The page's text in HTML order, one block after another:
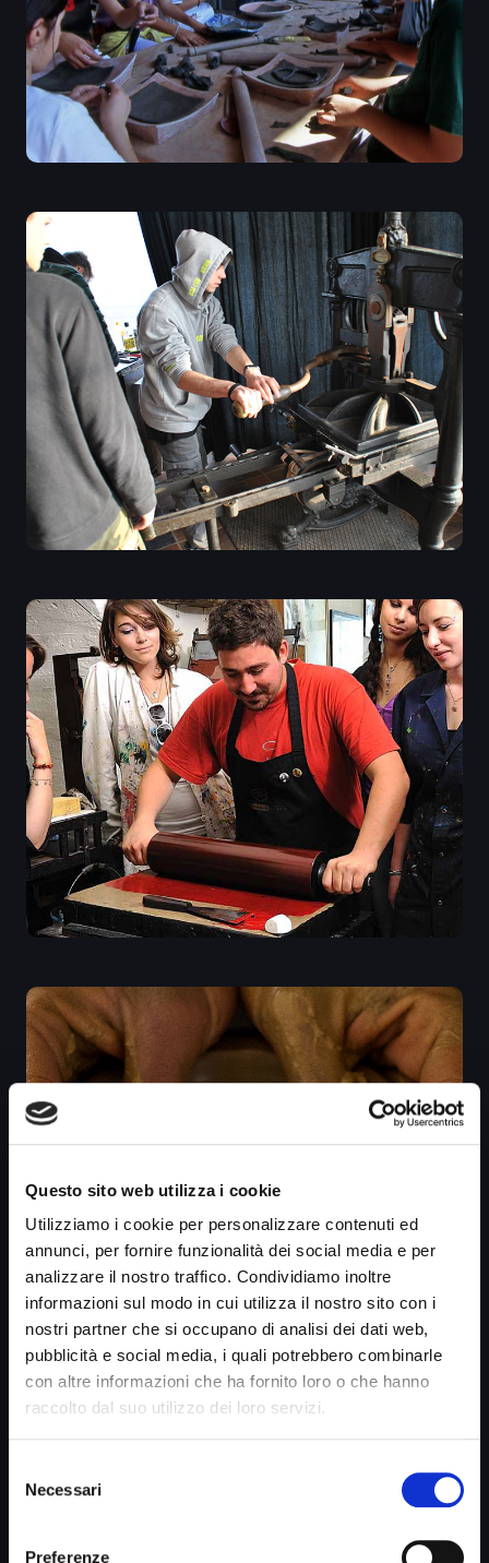
Questo sito web utilizza i cookie
Utilizziamo i cookie per personalizzare contenuti ed
annunci, per fornire funzionalità dei social media e per
analizzare il nostro traffico. Condividiamo inoltre
informazioni sul modo in cui utilizza il nostro sito con i
nostri partner che si occupano di analisi dei dati web,
pubblicità e social media, i quali potrebbero combinarle
con altre informazioni che ha fornito loro o che hanno
raccolto dal suo utilizzo dei loro servizi.
delNecessari
Preferenze